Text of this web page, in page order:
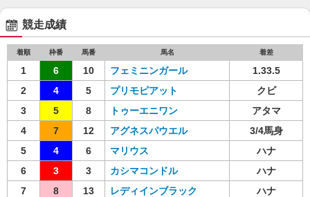
競走成績
着順 枠番 馬番 馬名 着差
1 6 10 フェミニンガール
1.33.5
2
4 5 プリモピアット
クビ
3
5 8 トゥーエニワン
アタマ
4
7 12 アグネスパウエル
3/4馬身
5
4 6 マリウス
ハナ
6
3 3 カシマコンドル
ハナ
7
8 13 レディインブラック
ハナ